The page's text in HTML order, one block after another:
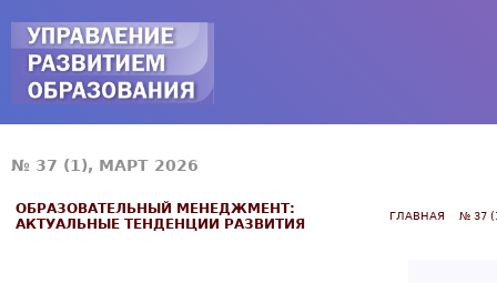
№ 37 (1), МАРТ 2026
ГЛАВНАЯ № 37
ОБРАЗОВАТЕЛЬНЫЙ МЕНЕДЖМЕНТ:
АКТУАЛЬНЫЕ ТЕНДЕНЦИИ РАЗВИТИЯ